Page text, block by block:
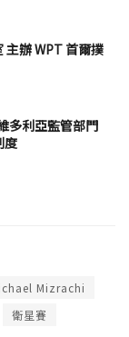
主辦 WPT 首爾撲
多利亞監管部門
度
Mizrachi
衛星賽